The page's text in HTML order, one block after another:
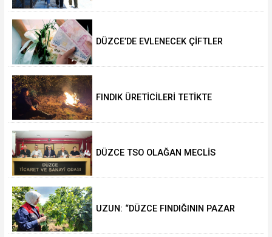
DÜZCE’DE EVLENECEK ÇİFTLER
FINDIK ÜRETİCİLERİ TETİKTE
DÜZCE TSO OLAĞAN MECLİS
UZUN: “DÜZCE FINDIĞININ PAZAR